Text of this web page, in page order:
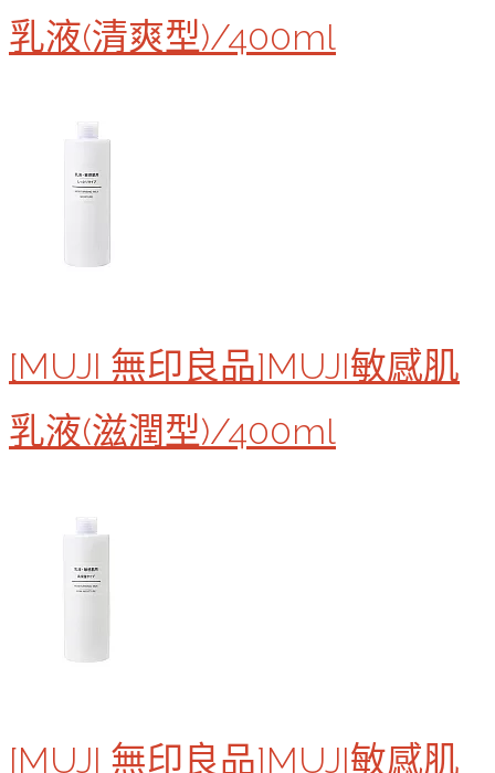
乳液(清爽型)/400ml
[MUJI 無印良品]MUJI敏感肌
乳液(滋潤型)/400ml
[MUJI 無印良品]MUJI敏感肌